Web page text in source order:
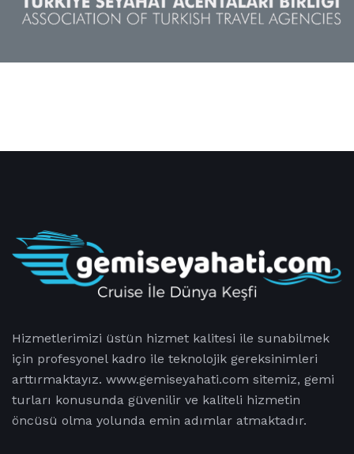
Hizmetlerimizi üstün hizmet kalitesi ile sunabilmek
için profesyonel kadro ile teknolojik gereksinimleri
arttırmaktayız. www.gemiseyahati.com sitemiz, gemi
turları konusunda güvenilir ve kaliteli hizmetin
öncüsü olma yolunda emin adımlar atmaktadır.